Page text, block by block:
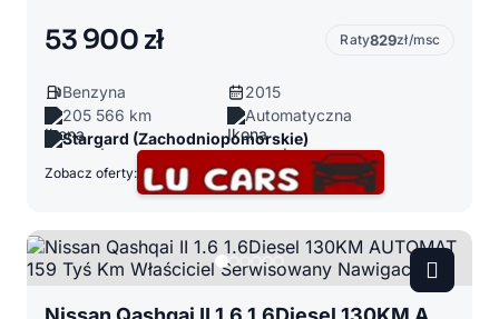
53 900 zł Raty829zł/msc
Benzyna
2015
205 566 km
Automatyczna
Stargard (Zachodniopomorskie)
Zobacz oferty: